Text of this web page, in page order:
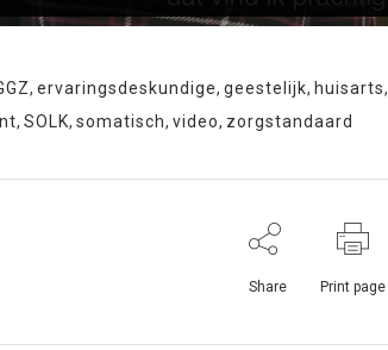
, ervaringsdeskundige, geestelijk, huisarts,
, SOLK, somatisch, video, zorgstandaard
Share Print page